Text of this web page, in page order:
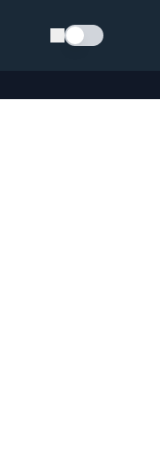
Schimba tema